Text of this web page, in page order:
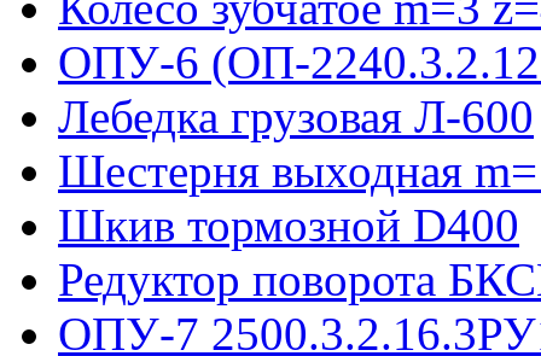
ОПУ-6 (ОП-
Лебедка грузовая Л-600
Шестерня выходная
Шкив тормозной D400
Редуктор поворота
ОПУ-7